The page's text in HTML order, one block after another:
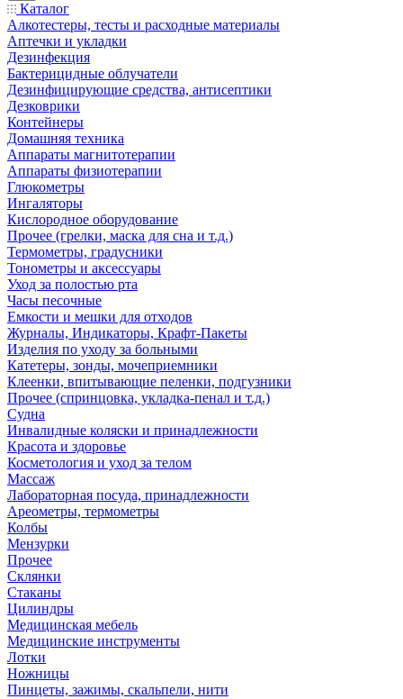
Каталог
Алкотестеры, тесты и расходные материалы
Аптечки и укладки
Дезинфекция
Бактерицидные облучатели
Дезинфицирующие средства, антисептики
Дезковрики
Контейнеры
Домашняя техника
Аппараты магнитотерапии
Аппараты физиотерапии
Глюкометры
Ингаляторы
Кислородное оборудование
Прочее (грелки, маска для сна и т.д.)
Термометры, градусники
Тонометры и аксессуары
Уход за полостью рта
Часы песочные
Емкости и мешки для отходов
Журналы, Индикаторы, Крафт-Пакеты
Изделия по уходу за больными
Катетеры, зонды, мочеприемники
Клеенки, впитывающие пеленки, подгузники
Прочее (спринцовка, укладка-пенал и т.д.)
Судна
Инвалидные коляски и принадлежности
Красота и здоровье
Косметология и уход за телом
Массаж
Лабораторная посуда, принадлежности
Ареометры, термометры
Колбы
Мензурки
Прочее
Склянки
Стаканы
Цилиндры
Медицинская мебель
Медицинские инструменты
Лотки
Ножницы
Пинцеты, зажимы, скальпели, нити